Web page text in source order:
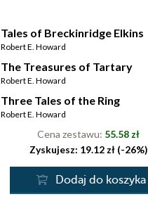
Tales of Breckinridge Elkins
Robert E. Howard
The Treasures of Tartary
Robert E. Howard
Three Tales of the Ring
Robert E. Howard
Cena zestawu: 55.58 zł
Zyskujesz: 19.12 zł (-26%)
Dodaj do koszyka